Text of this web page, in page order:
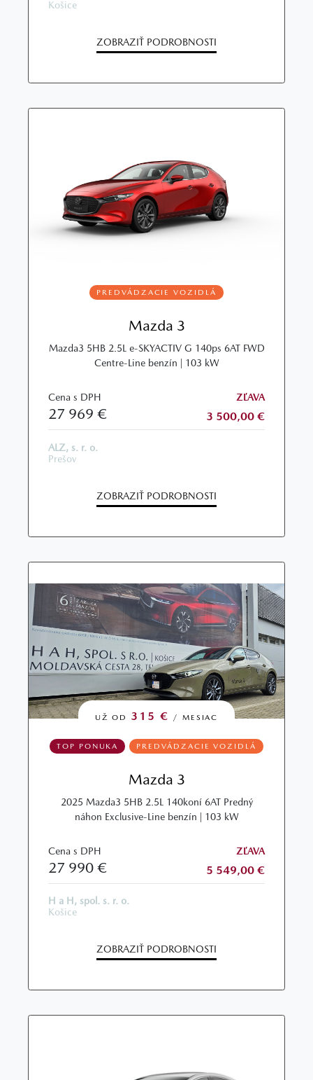
Košice
ZOBRAZIŤ PODROBNOSTI
PREDVÁDZACIE VOZIDLÁ
Mazda 3
Mazda3 5HB 2.5L e-SKYACTIV G 140ps 6AT FWD
Centre-Line benzín | 103 kW
Cena s DPH
27 969 €
ZĽAVA
3 500,00 €
ALZ, s. r. o.
Prešov
ZOBRAZIŤ PODROBNOSTI
UŽ OD 315 € / MESIAC
TOP PONUKA PREDVÁDZACIE VOZIDLÁ
Mazda 3
2025 Mazda3 5HB 2.5L 140koní 6AT Predný
náhon Exclusive-Line benzín | 103 kW
Cena s DPH
27 990 €
ZĽAVA
5 549,00 €
H a H, spol. s. r. o.
Košice
ZOBRAZIŤ PODROBNOSTI